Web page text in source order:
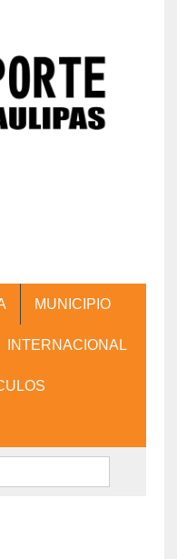
MUNICIPIO
INTERNACIONAL